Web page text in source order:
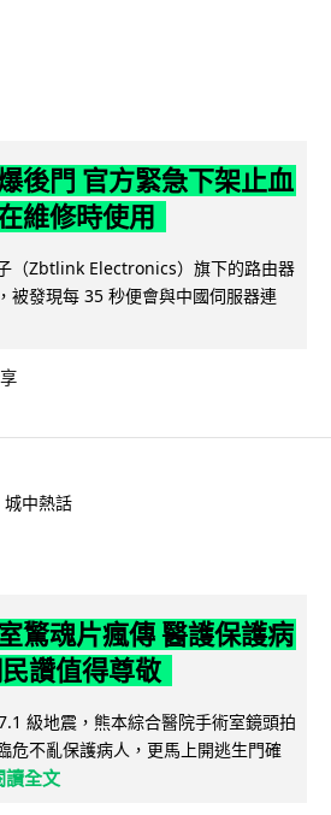
後門 官方緊急下架止血
維修時使用
（Zbtlink Electronics）旗下的路由器
被發現每 35 秒便會與中國伺服器連
城中熱話
驚魂片瘋傳 醫護保護病
讚值得尊敬
級地震，熊本綜合醫院手術室鏡頭拍
危不亂保護病人，更馬上開逃生門確
讀全文